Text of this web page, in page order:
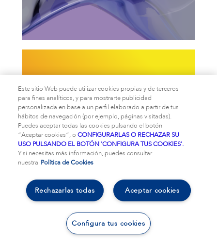
Este sitio Web puede utilizar cookies propias y de terceros
para fines analíticos, y para mostrarte publicidad
personalizada en base a un perfil elaborado a partir de tus
hábitos de navegación (por ejemplo, páginas visitadas).
Puedes aceptar todas las cookies pulsando el botón
“Aceptar cookies”, oCONFIGURARLAS O RECHAZAR SU
USO PULSANDO EL BOTÓN 'CONFIGURA TUS COOKIES'.
Y si necesitas más información, puedes consultar
nuestra Política de Cookies
Aceptar cookies
Rechazarlas todas
Configura tus cookies